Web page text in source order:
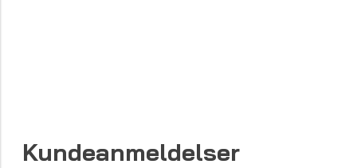
Kundeanmeldelser